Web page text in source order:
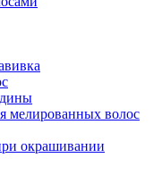
мелированных волос
окрашивании